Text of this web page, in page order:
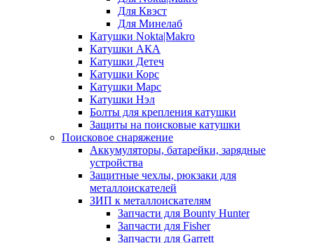
Для Квэст
Для Минелаб
Катушки Nokta|Makro
Катушки АКА
Катушки Детеч
Катушки Корс
Катушки Марс
Катушки Нэл
Болты для крепления катушки
Защиты на поисковые катушки
Поисковое снаряжение
Аккумуляторы, батарейки, зарядные
устройства
Защитные чехлы, рюкзаки для
металлоискателей
ЗИП к металлоискателям
Запчасти для Bounty Hunter
Запчасти для Fisher
Запчасти для Garrett